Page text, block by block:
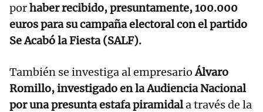
porhaber recibido, presuntamente, 100.000
euros para su campaña electoral con el partido
Se Acabó la Fiesta (SALF).
También se investiga al empresarioÁlvaro
Romillo, investigado en la Audiencia Nacional
por una presunta estafa piramidala través de la